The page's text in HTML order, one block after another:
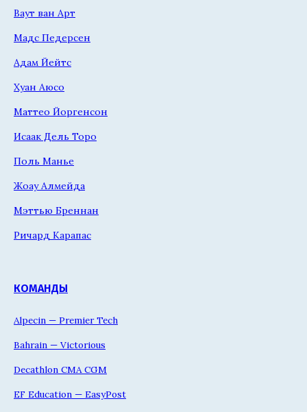
Ваут ван Арт
Мадс Педерсен
Адам Йейтс
Хуан Аюсо
Маттео Йоргенсон
Исаак Дель Торо
Поль Манье
Жоау Алмейда
Мэттью Бреннан
Ричард Карапас
КОМАНДЫ
Alpecin — Premier Tech
Bahrain — Victorious
Decathlon CMA CGM
EF Education — EasyPost